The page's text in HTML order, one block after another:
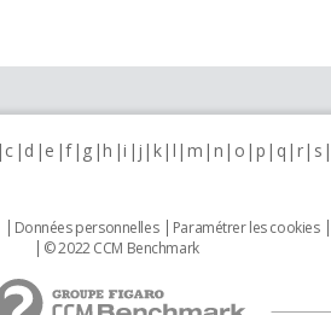
c d e f g h i j k l m n o p q r s
Données personnelles Paramétrer les cookies
© 2022 CCM Benchmark